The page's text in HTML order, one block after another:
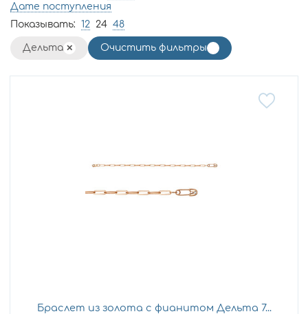
Дате поступления
Показывать: 12 24 48
Дельта Очистить фильтры
Браслет из золота с фианитом Дельта 7...